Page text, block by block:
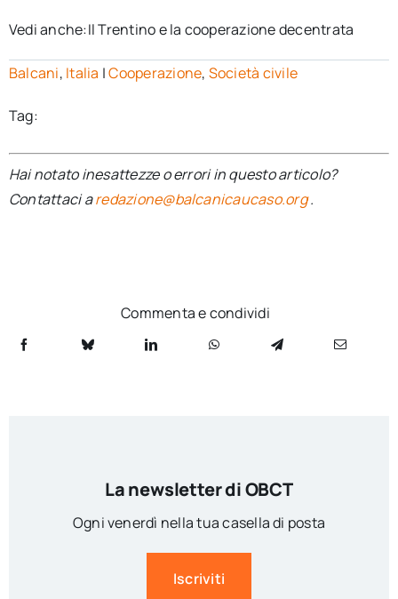
Vedi anche:Il Trentino e la cooperazione decentrata
Balcani, Italia |Cooperazione, Società civile
Tag:
Hai notato inesattezze o errori in questo articolo?
Contattaci aredazione@balcanicaucaso.org.
Commenta e condividi
La newsletter di OBCT
Ogni venerdì nella tua casella di posta
Iscriviti